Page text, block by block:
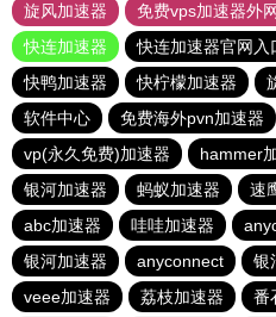
旋风加速器
免费vps加速器外
快连加速器
快连加速器官网入
快鸭加速器
快柠檬加速器
软件中心
免费海外pvn加速器
vp(永久免费)加速器
hammer
银河加速器
蚂蚁加速器 速
abc加速器
哇哇加速器
银河加速器
anyconnect 银
veee加速器
荔枝加速器 番